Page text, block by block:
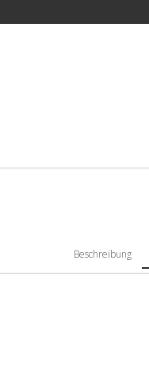
Beschreibung